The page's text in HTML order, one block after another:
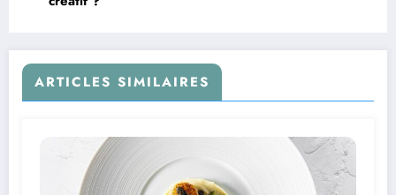
ARTICLES SIMILAIRES